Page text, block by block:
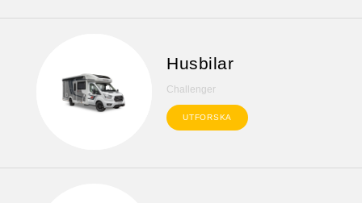
Husbilar
Challenger
UTFORSKA